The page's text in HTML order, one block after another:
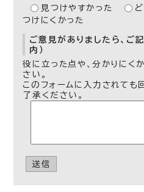
見つけやすかった
つけにくかった
ご意見がありましたら、ご
内）
役に立った点や、分かりにく
さい。
このフォームに入力されても
了承ください。
送信